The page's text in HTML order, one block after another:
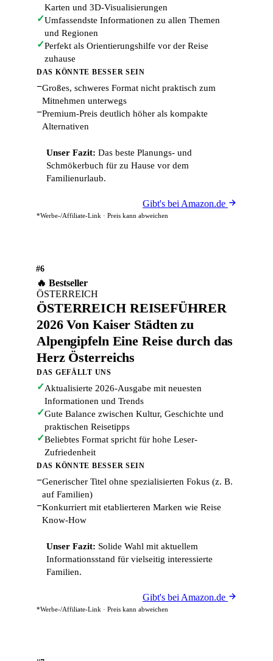
Karten und 3D-Visualisierungen
✓Umfassendste Informationen zu allen Themen
und Regionen
✓Perfekt als Orientierungshilfe vor der Reise
zuhause
DAS KÖNNTE BESSER SEIN
−Großes, schweres Format nicht praktisch zum
Mitnehmen unterwegs
−Premium-Preis deutlich höher als kompakte
Alternativen
Unser Fazit: Das beste Planungs- und
Schmökerbuch für zu Hause vor dem
Familienurlaub.
Gibt's bei Amazon.de
*Werbe-/Affiliate-Link · Preis kann abweichen
#6
🔥 Bestseller
ÖSTERREICH
ÖSTERREICH REISEFÜHRER
2026 Von Kaiser Städten zu
Alpengipfeln Eine Reise durch das
Herz Österreichs
DAS GEFÄLLT UNS
✓Aktualisierte 2026-Ausgabe mit neuesten
Informationen und Trends
✓Gute Balance zwischen Kultur, Geschichte und
praktischen Reisetipps
✓Beliebtes Format spricht für hohe Leser-
Zufriedenheit
DAS KÖNNTE BESSER SEIN
−Generischer Titel ohne spezialisierten Fokus (z. B.
auf Familien)
−Konkurriert mit etablierteren Marken wie Reise
Know-How
Unser Fazit: Solide Wahl mit aktuellem
Informationsstand für vielseitig interessierte
Familien.
Gibt's bei Amazon.de
*Werbe-/Affiliate-Link · Preis kann abweichen